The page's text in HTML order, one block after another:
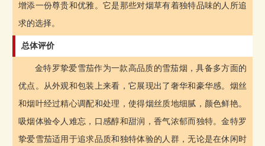
增添一份尊贵和优雅。它是那些对烟草有着独特品味的人所追
求的选择。
总体评价
金特罗挚爱雪茄作为一款高品质的雪茄烟，具备多方面的
优点。从外观和包装上来看，它展现出了奢华和豪华感。烟丝
和烟叶经过精心调配和处理，使得烟丝质地细腻，颜色鲜艳。
吸烟体验令人难忘，口感醇和甜润，香气浓郁而独特。金特罗
挚爱雪茄适用于追求品质和独特体验的人群，无论是在休闲时